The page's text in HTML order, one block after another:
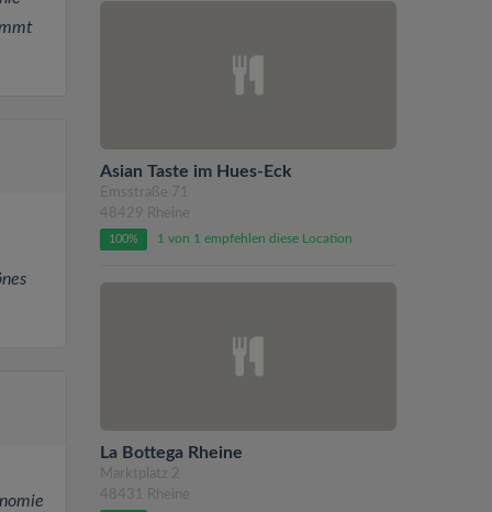
Asian Taste im Hues-Eck
Emsstraße 71
48429 Rheine
100% 1 von 1 empfehlen diese Location
La Bottega Rheine
Marktplatz 2
48431 Rheine